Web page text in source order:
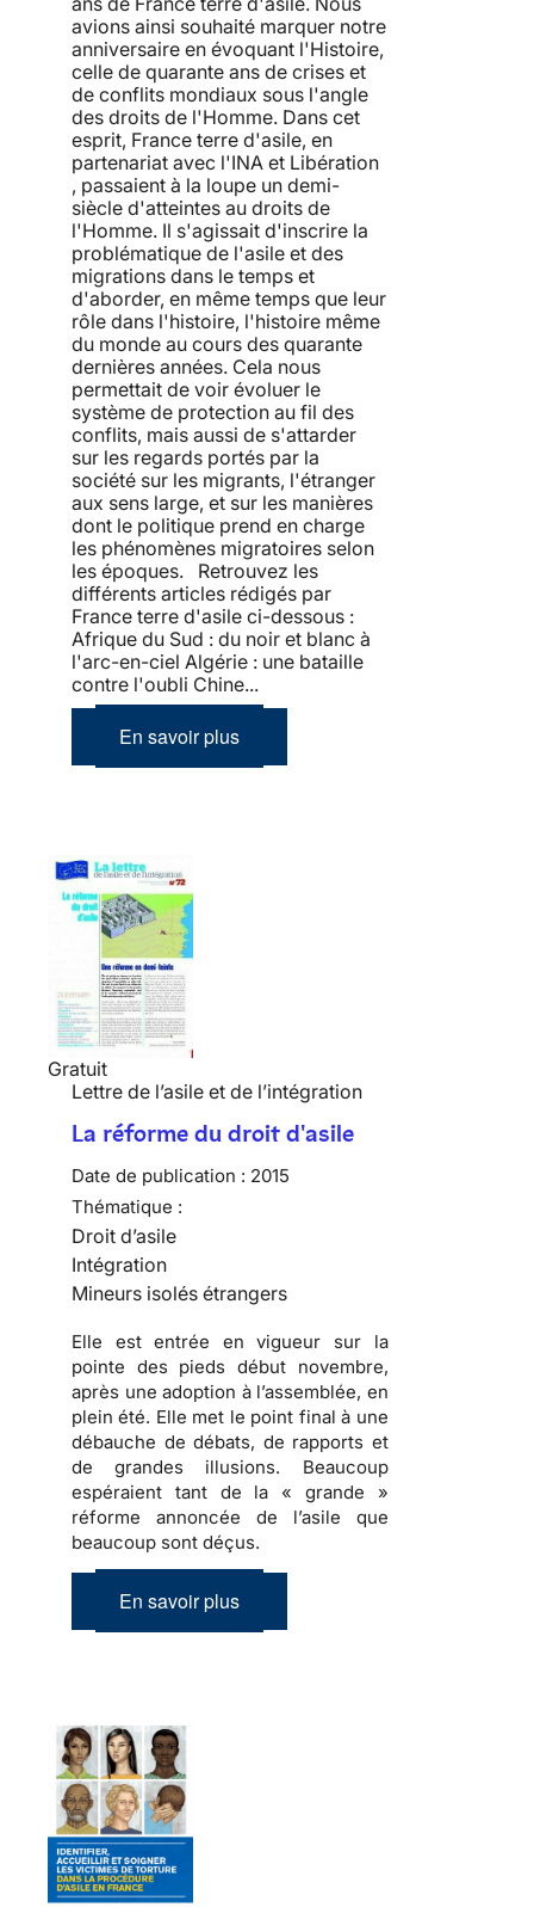
avions ainsi souhaité marquer notre
anniversaire en évoquant l'Histoire,
celle de quarante ans de crises et
de conflits mondiaux sous l'angle
des droits de l'Homme. Dans cet
esprit, France terre d'asile, en
partenariat avec l'INA et Libération
, passaient à la loupe un demi-
siècle d'atteintes au droits de
l'Homme. Il s'agissait d'inscrire la
problématique de l'asile et des
migrations dans le temps et
d'aborder, en même temps que leur
rôle dans l'histoire, l'histoire même
du monde au cours des quarante
dernières années. Cela nous
permettait de voir évoluer le
système de protection au fil des
conflits, mais aussi de s'attarder
sur les regards portés par la
société sur les migrants, l'étranger
aux sens large, et sur les manières
dont le politique prend en charge
les phénomènes migratoires selon
les époques. Retrouvez les
différents articles rédigés par
France terre d'asile ci-dessous :
Afrique du Sud : du noir et blanc à
l'arc-en-ciel Algérie : une bataille
contre l'oubli Chine...
En savoir plus
Gratuit
Lettre de l’asile et de l’intégration
La réforme du droit d'asile
Date de publication : 2015
Thématique :
Droit d’asile
Intégration
Mineurs isolés étrangers
Elle est entrée en vigueur sur la
pointe des pieds début novembre,
après une adoption à l’assemblée, en
plein été. Elle met le point final à une
débauche de débats, de rapports et
de grandes illusions. Beaucoup
espéraient tant de la « grande »
réforme annoncée de l’asile que
beaucoup sont déçus.
En savoir plus